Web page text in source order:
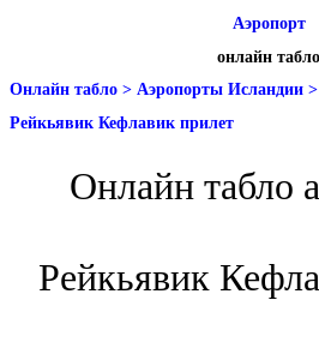
Аэропорт
онлайн табло
Онлайн табло > Аэропорты Исландии >
Рейкьявик Кефлавик прилет
Онлайн табло
Рейкьявик